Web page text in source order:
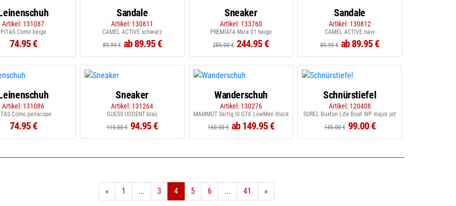
Artikel: 131087
PITAS Como beige
74.95 €
Sandale
Artikel: 130811
CAMEL ACTIVE schwarz
89.99 € ab 89.95 €
Sneaker
Artikel: 133760
PREMIATA Mick 01 beige
285.00 € 244.95 €
Sandale
Artikel: 130812
CAMEL ACTIVE navy
89.99 € ab 89.95 €
Artikel: 131086
Como penscope
74.95 €
Sneaker
Artikel: 131264
GUESS UDDENT blau
115.00 € 94.95 €
Wanderschuh
Artikel: 130276
MAMMUT Sertig III GTX LowMen black
160.00 € ab 149.95 €
Schnürstiefel
Artikel: 120408
SOREL Buxton Lite Boot WP major jet
145.00 € 99.00 €
« 1 ... 3 4 5 6 ... 41 »